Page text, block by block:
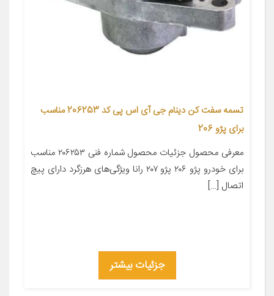
تسمه سفت کن دینام جی آی اس پی کد 206253 مناسب
برای پژو 206
معرفی محصول جزئیات محصول شماره فنی ۲۰۶۲۵۳ مناسب
برای خودرو پژو ۲۰۶ پژو ۲۰۷ رانا ویژگی‌های هرزگرد دارای پیچ
اتصال […]
جزئیات بیشتر